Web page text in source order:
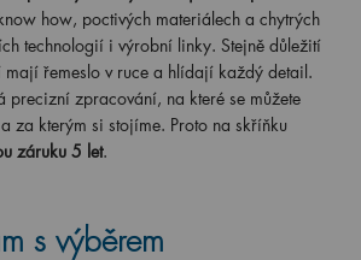
how, poctivých materiálech a chytrých
technologií i výrobní linky. Stejně důležití
řemeslo v ruce a hlídají každý detail.
precizní zpracování, na které se můžete
za kterým si stojíme. Proto na skříňku
záruku 5 let.
s výběrem